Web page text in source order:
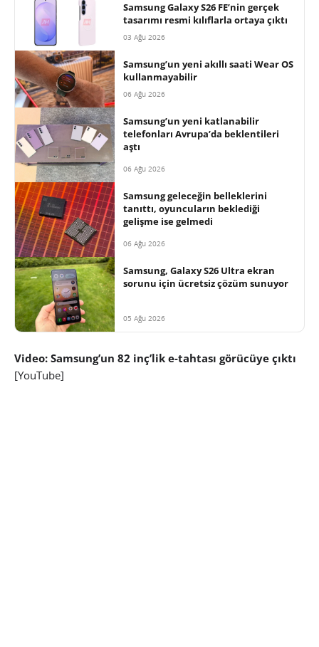
Samsung Galaxy S26 FE’nin gerçek
tasarımı resmi kılıflarla ortaya çıktı
03 Ağu 2026
Samsung’un yeni akıllı saati Wear OS
kullanmayabilir
06 Ağu 2026
Samsung’un yeni katlanabilir
telefonları Avrupa’da beklentileri
aştı
06 Ağu 2026
Samsung geleceğin belleklerini
tanıttı, oyuncuların beklediği
gelişme ise gelmedi
06 Ağu 2026
Samsung, Galaxy S26 Ultra ekran
sorunu için ücretsiz çözüm sunuyor
05 Ağu 2026
Video: Samsung’un 82 inç’lik e-tahtası görücüye çıktı
[YouTube]